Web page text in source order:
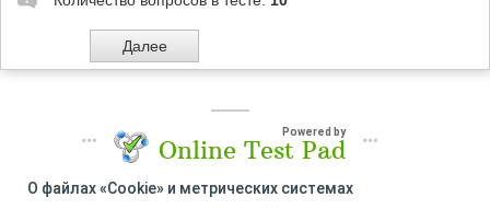
Powered by
Online Test Pad
О файлах «Cookie» и метрических системах